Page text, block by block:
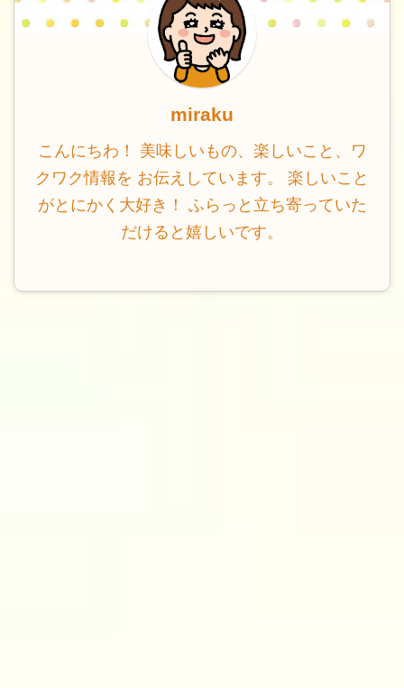
miraku
こんにちわ！ 美味しいもの、楽しいこと、ワ
クワク情報を お伝えしています。 楽しいこと
がとにかく大好き！ ふらっと立ち寄っていた
だけると嬉しいです。